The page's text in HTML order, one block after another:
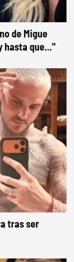
de Migue
hasta que..."
tras ser